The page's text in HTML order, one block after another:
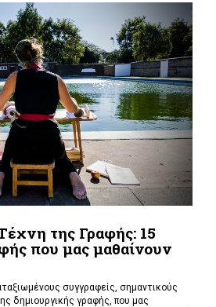
της Γραφής: 15
που μας μαθαίνουν
συγγραφείς, σημαντικούς
δημιουργικής γραφής, που μας